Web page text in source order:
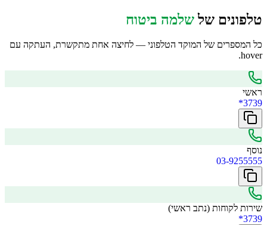
טלפונים שלשלמה ביטוח
כל המספרים של המוקד הטלפוני — לחיצה אחת מתקשרת, העתקה עם
hover.
ראשי
*3739
נוסף
03-9255555
שירות לקוחות (נתב ראשי)
*3739